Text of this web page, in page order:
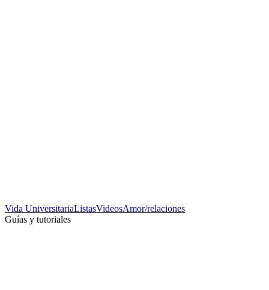
Vida UniversitariaListasVideosAmor/relaciones
Guías y tutoriales